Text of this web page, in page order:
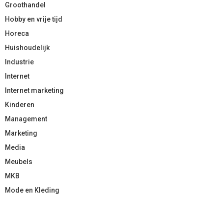
Groothandel
Hobby en vrije tijd
Horeca
Huishoudelijk
Industrie
Internet
Internet marketing
Kinderen
Management
Marketing
Media
Meubels
MKB
Mode en Kleding